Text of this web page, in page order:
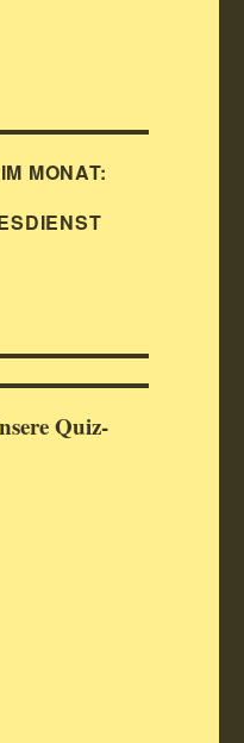
MONAT:
Quiz-